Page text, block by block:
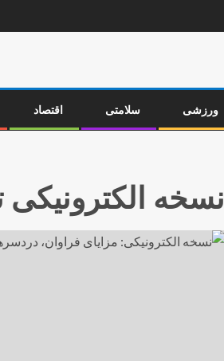
ورزشی سلامتی اقتصاد
نسخه الکترونیکی